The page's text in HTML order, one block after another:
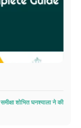
समीक्षा शोभित घनश्याला ने की